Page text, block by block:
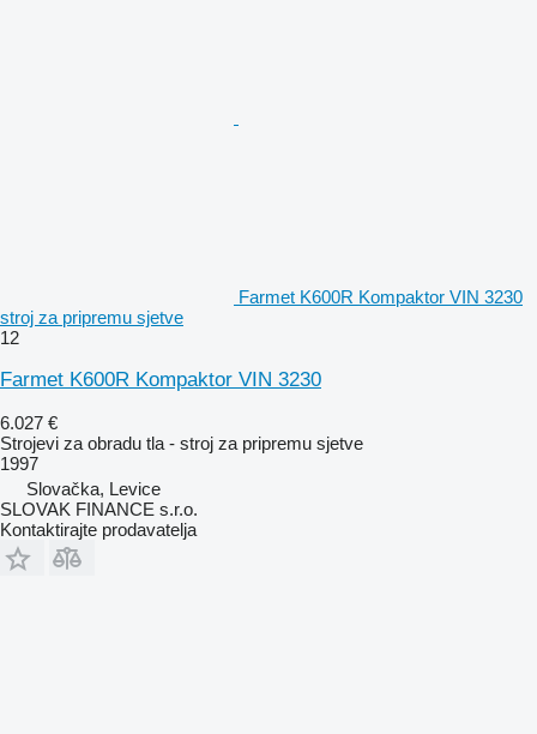
Farmet K600R Kompaktor VIN 3230
stroj za pripremu sjetve
12
Farmet K600R Kompaktor VIN 3230
6.027 €
Strojevi za obradu tla - stroj za pripremu sjetve
1997
Slovačka, Levice
SLOVAK FINANCE s.r.o.
Kontaktirajte prodavatelja